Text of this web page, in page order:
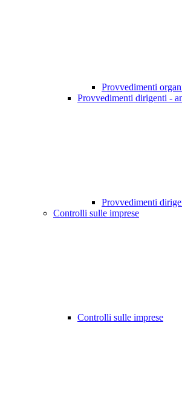
Provvedimenti
Provvedimenti dirigenti -
Provvedimenti
Controlli sulle imprese
Controlli sulle imprese